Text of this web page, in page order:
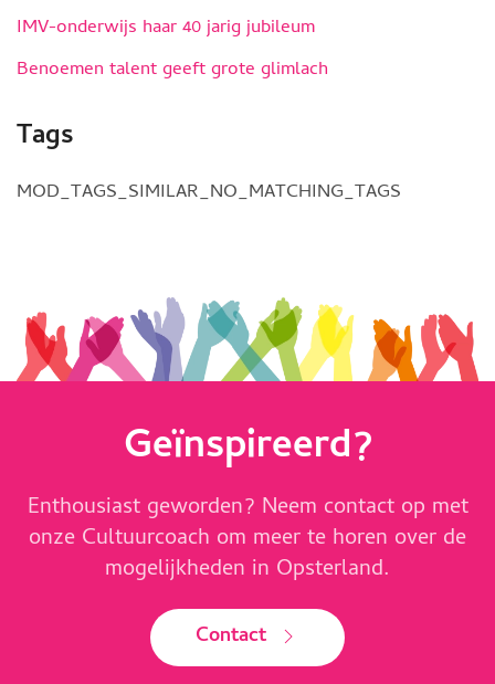
IMV-onderwijs haar 40 jarig jubileum
Benoemen talent geeft grote glimlach
Tags
MOD_TAGS_SIMILAR_NO_MATCHING_TAGS
Geïnspireerd?
Enthousiast geworden? Neem contact op met
onze Cultuurcoach om meer te horen over de
mogelijkheden in Opsterland.
Contact